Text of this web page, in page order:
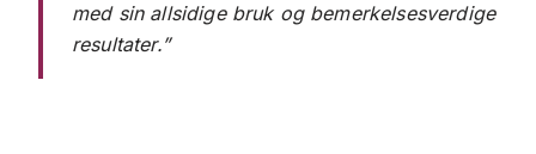
med sin allsidige bruk og bemerkelsesverdige
resultater.”